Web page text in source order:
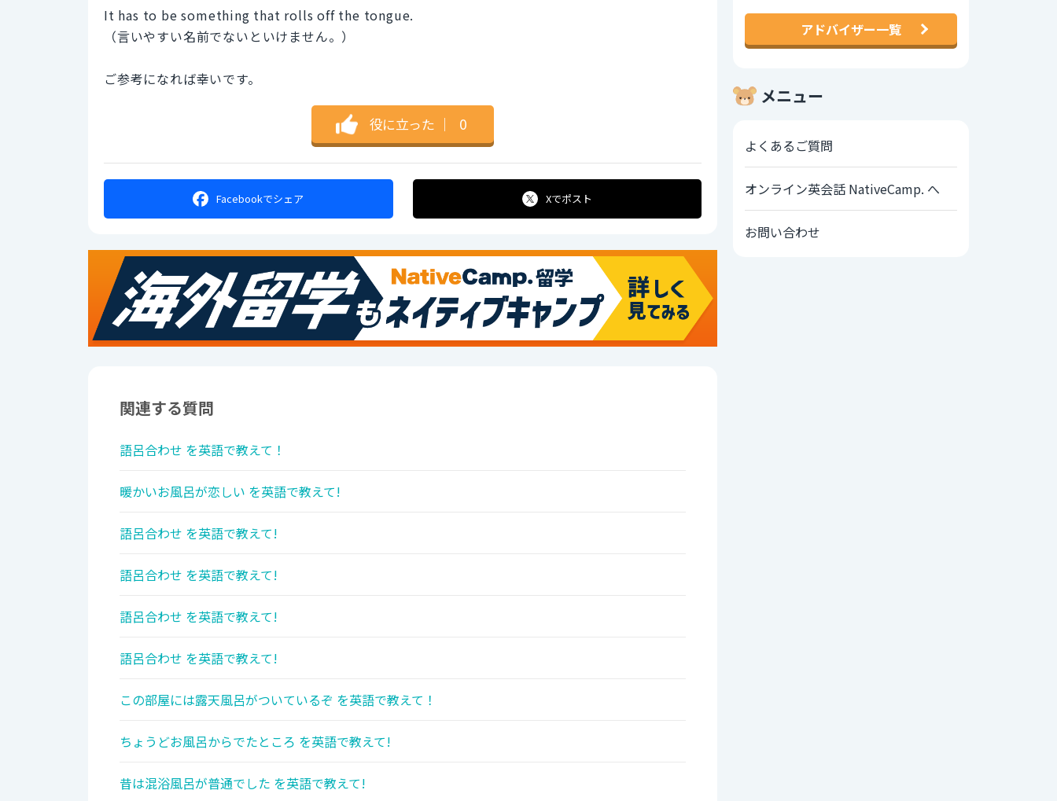
It has to be something that rolls off the tongue.
（言いやすい名前でないといけません。）
ご参考になれば幸いです。
役に立った ｜ 0
Facebookでシェア Xでポスト
関連する質問
語呂合わせ を英語で教えて！
暖かいお風呂が恋しい を英語で教えて!
語呂合わせ を英語で教えて!
語呂合わせ を英語で教えて!
語呂合わせ を英語で教えて!
語呂合わせ を英語で教えて!
この部屋には露天風呂がついているぞ を英語で教えて！
ちょうどお風呂からでたところ を英語で教えて!
昔は混浴風呂が普通でした を英語で教えて!
アドバイザー一覧
メニュー
よくあるご質問
オンライン英会話 NativeCamp. へ
お問い合わせ